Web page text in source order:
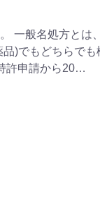
一般名処方とは
)でもどちらで
許申請から20…